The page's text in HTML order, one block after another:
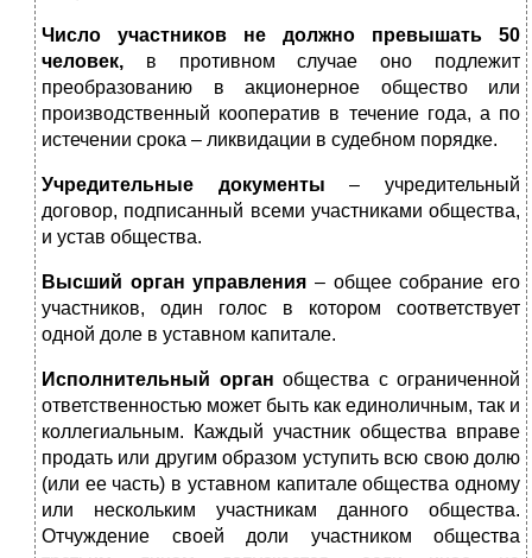
Число участников не должно превышать 50
человек, в противном случае оно подлежит
преобразованию в акционерное общество или
производственный кооператив в течение года, а по
истечении срока – ликвидации в судебном порядке.
Учредительные документы – учредительный
договор, подписанный всеми участниками общества,
и устав общества.
Высший орган управления – общее собрание его
участников, один голос в котором соответствует
одной доле в уставном капитале.
Исполнительный орган общества с ограниченной
ответственностью может быть как единоличным, так и
коллегиальным. Каждый участник общества вправе
продать или другим образом уступить всю свою долю
(или ее часть) в уставном капитале общества одному
или нескольким участникам данного общества.
Отчуждение своей доли участником общества